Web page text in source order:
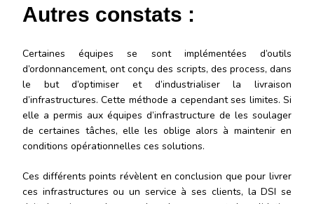
Autres constats :
Certaines équipes se sont implémentées d’outils
d’ordonnancement, ont conçu des scripts, des process, dans
le but d’optimiser et d’industrialiser la livraison
d’infrastructures. Cette méthode a cependant ses limites. Si
elle a permis aux équipes d’infrastructure de les soulager
de certaines tâches, elle les oblige alors à maintenir en
conditions opérationnelles ces solutions.
Ces différents points révèlent en conclusion que pour livrer
ces infrastructures ou un service à ses clients, la DSI se